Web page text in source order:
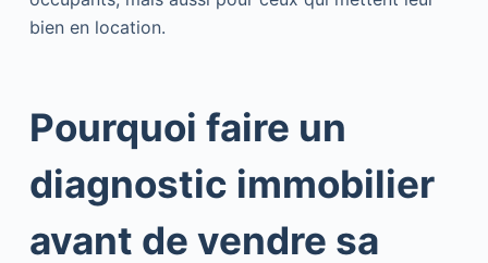
bien en location.
Pourquoi faire un
diagnostic immobilier
avant de vendre sa